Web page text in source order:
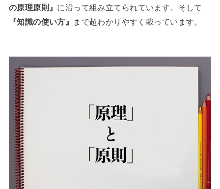
の原理原則』 に沿って組み立てられています。そして
『知識の使い方』
まで超わかりやすく載っています。